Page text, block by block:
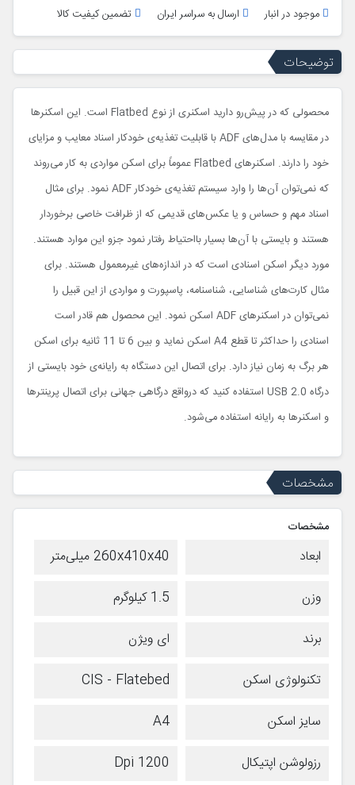
موجود در انبار ارسال به سراسر ایران تضمین کیفیت کالا
توضیحات
محصولی که در پیش‌رو دارید اسکنری از نوع Flatbed است. این اسکنرها
در مقایسه با مدل‌های ADF با قابلیت تغذیه‌ی خودکار اسناد معایب و مزایای
خود را دارند. اسکنرهای Flatbed عموماً برای اسکن مواردی به کار می‌روند
که نمی‌توان آن‌ها را وارد سیستم تغذیه‌ی خودکار ADF نمود. برای مثال
اسناد مهم و حساس و یا عکس‌های قدیمی که از ظرافت خاصی برخوردار
هستند و بایستی با آن‌ها بسیار بااحتیاط رفتار نمود جزو این موارد هستند.
مورد دیگر اسکن اسنادی است که در اندازه‌های غیرمعمول هستند. برای
مثال کارت‌های شناسایی، شناسنامه، پاسپورت و مواردی از این قبیل را
نمی‌توان در اسکنرهای ADF اسکن نمود. این محصول هم قادر است
اسنادی را حداکثر تا قطع A4 اسکن نماید و بین 6 تا 11 ثانیه برای اسکن
هر برگ به زمان نیاز دارد. برای اتصال این دستگاه به رایانه‌ی خود بایستی از
درگاه USB 2.0 استفاده کنید که درواقع درگاهی جهانی برای اتصال پرینترها
و اسکنرها به رایانه استفاده می‌شود.
مشخصات
مشخصات
ابعاد
260x410x40 میلی‌متر
وزن
1.5 کیلوگرم
برند
ای ویژن
تکنولوژی اسکن
CIS - Flatebed
سایز اسکن
A4
رزولوشن اپتیکال
1200 Dpi